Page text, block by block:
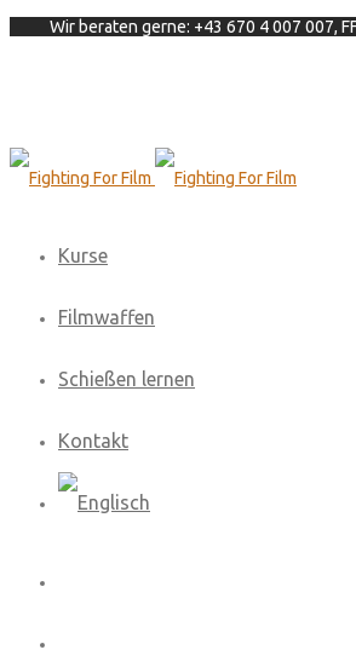
Wir beraten gerne: +43 670 4 007 007,
Kurse
Filmwaffen
Schießen lernen
Kontakt